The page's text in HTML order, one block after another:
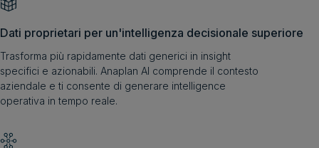
Dati proprietari per un'intelligenza decisionale superiore
Trasforma più rapidamente dati generici in insight
specifici e azionabili. Anaplan AI comprende il contesto
aziendale e ti consente di generare intelligence
operativa in tempo reale.